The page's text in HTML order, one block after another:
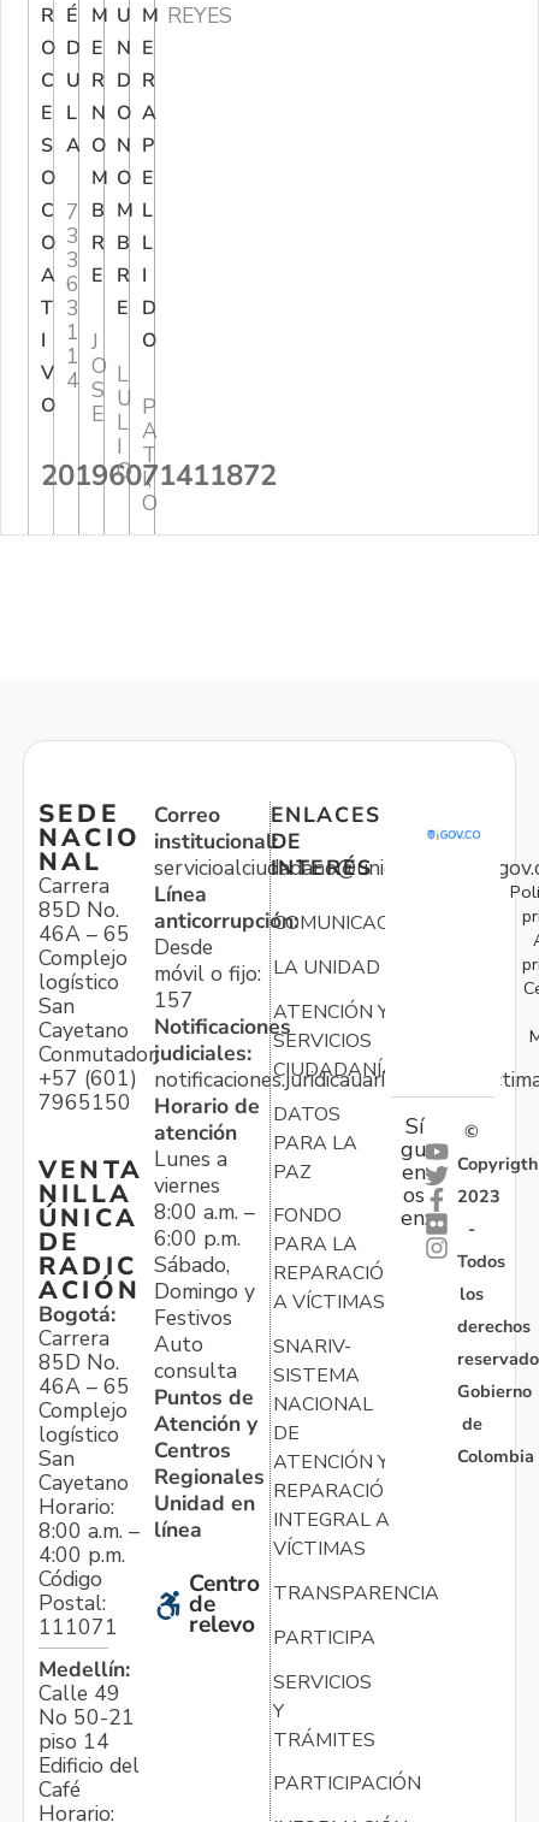
R
O
C
E
S
O
C
O
A
T
I
V
O
20196071411872
É
D
U
L
A
7
3
3
6
3
1
1
4
M
E
R
N
O
M
B
R
E
J
O
S
E
U
N
D
O
N
O
M
B
R
E
L
U
L
I
O
M
E
R
A
P
E
L
L
I
D
O
P
A
T
I;
O
REYES
SEDE
NACIO
NAL
Carrera
85D No.
46A – 65
Complejo
logístico
San
Cayetano
Conmutador:
+57 (601)
7965150
VENTA
NILLA
ÚNICA
DE
RADIC
ACIÓN
Bogotá:
Carrera
85D No.
46A – 65
Complejo
logístico
San
Cayetano
Horario:
8:00 a.m. –
4:00 p.m.
Código
Postal:
111071
Medellín:
Calle 49
No 50-21
piso 14
Edificio del
Café
Horario:
Correo
institucional:
Línea
anticorrupción:
Desde
móvil o fijo:
157
Notificaciones
judiciales:
Horario de
atención
Lunes a
viernes
8:00 a.m. –
6:00 p.m.
Sábado,
Domingo y
Festivos
Auto
consulta
Puntos de
Atención y
Centros
Regionales
Unidad en
línea
Centro
de
relevo
ENLACES
DE
INTERÉS
COMUNICACIONES
LA UNIDAD
ATENCIÓN Y
SERVICIOS
CIUDADANÍA
DATOS
PARA LA
PAZ
FONDO
PARA LA
REPARACIÓN
A VÍCTIMAS
SNARIV-
SISTEMA
NACIONAL
DE
ATENCIÓN Y
REPARACIÓN
INTEGRAL A
VÍCTIMAS
TRANSPARENCIA
PARTICIPA
SERVICIOS
Y
TRÁMITES
PARTICIPACIÓN
Sí
gu
en
os
en:
©
Copyrigth
2023
-
Todos
los
derechos
Gobierno
de
Colombia